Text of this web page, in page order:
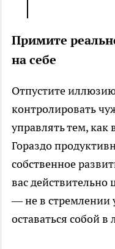
Примите
на себе
Отпустите
контролировать
управлять тем, как
Гораздо
собственное
вас действительно
— не в стремлении
оставаться собой